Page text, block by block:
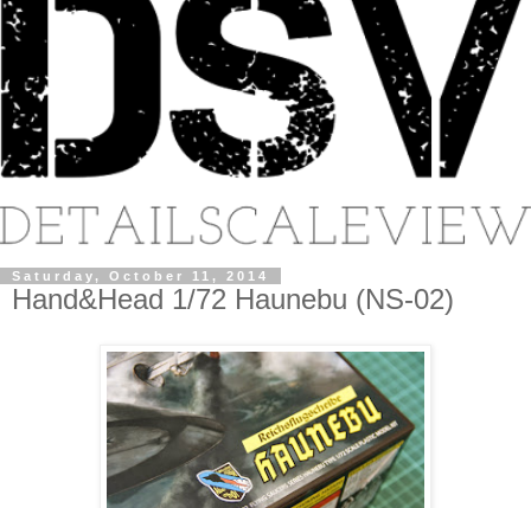
Saturday, October 11, 2014
Hand&Head 1/72 Haunebu (NS-02)